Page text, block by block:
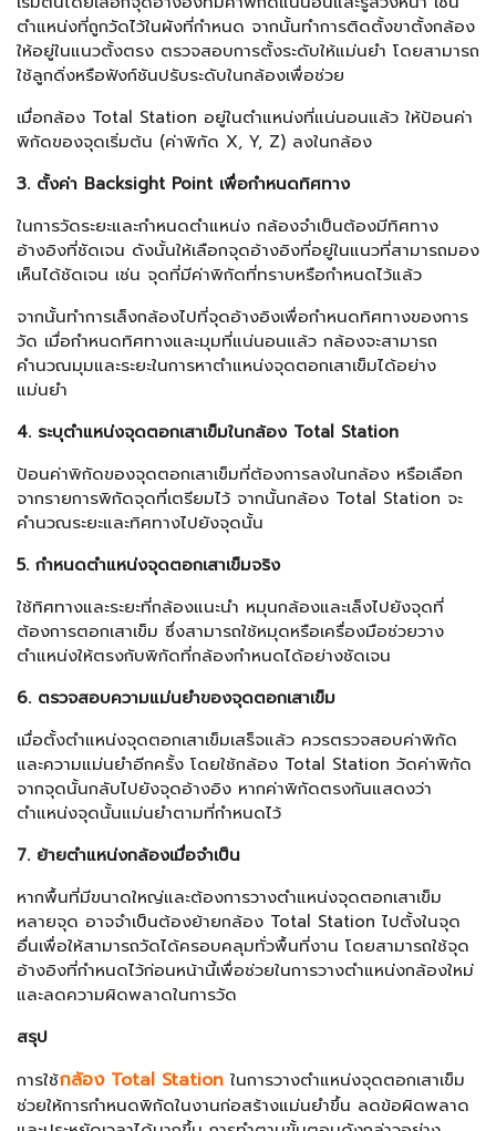
ตำแหน่งที่ถูกวัดไว้ในผังที่กำหนด จากนั้นทำการติดตั้งขาตั้งกล้อง
ให้อยู่ในแนวตั้งตรง ตรวจสอบการตั้งระดับให้แม่นยำ โดยสามารถ
ใช้ลูกดิ่งหรือฟังก์ชันปรับระดับในกล้องเพื่อช่วย
เมื่อกล้อง Total Station อยู่ในตำแหน่งที่แน่นอนแล้ว ให้ป้อนค่า
พิกัดของจุดเริ่มต้น (ค่าพิกัด X, Y, Z) ลงในกล้อง
3. ตั้งค่า Backsight Point เพื่อกำหนดทิศทาง
ในการวัดระยะและกำหนดตำแหน่ง กล้องจำเป็นต้องมีทิศทาง
อ้างอิงที่ชัดเจน ดังนั้นให้เลือกจุดอ้างอิงที่อยู่ในแนวที่สามารถมอง
เห็นได้ชัดเจน เช่น จุดที่มีค่าพิกัดที่ทราบหรือกำหนดไว้แล้ว
จากนั้นทำการเล็งกล้องไปที่จุดอ้างอิงเพื่อกำหนดทิศทางของการ
วัด เมื่อกำหนดทิศทางและมุมที่แน่นอนแล้ว กล้องจะสามารถ
คำนวณมุมและระยะในการหาตำแหน่งจุดตอกเสาเข็มได้อย่าง
แม่นยำ
4. ระบุตำแหน่งจุดตอกเสาเข็มในกล้อง Total Station
ป้อนค่าพิกัดของจุดตอกเสาเข็มที่ต้องการลงในกล้อง หรือเลือก
จากรายการพิกัดจุดที่เตรียมไว้ จากนั้นกล้อง Total Station จะ
คำนวณระยะและทิศทางไปยังจุดนั้น
5. กำหนดตำแหน่งจุดตอกเสาเข็มจริง
ใช้ทิศทางและระยะที่กล้องแนะนำ หมุนกล้องและเล็งไปยังจุดที่
ต้องการตอกเสาเข็ม ซึ่งสามารถใช้หมุดหรือเครื่องมือช่วยวาง
ตำแหน่งให้ตรงกับพิกัดที่กล้องกำหนดได้อย่างชัดเจน
6. ตรวจสอบความแม่นยำของจุดตอกเสาเข็ม
เมื่อตั้งตำแหน่งจุดตอกเสาเข็มเสร็จแล้ว ควรตรวจสอบค่าพิกัด
และความแม่นยำอีกครั้ง โดยใช้กล้อง Total Station วัดค่าพิกัด
จากจุดนั้นกลับไปยังจุดอ้างอิง หากค่าพิกัดตรงกันแสดงว่า
ตำแหน่งจุดนั้นแม่นยำตามที่กำหนดไว้
7. ย้ายตำแหน่งกล้องเมื่อจำเป็น
หากพื้นที่มีขนาดใหญ่และต้องการวางตำแหน่งจุดตอกเสาเข็ม
หลายจุด อาจจำเป็นต้องย้ายกล้อง Total Station ไปตั้งในจุด
อื่นเพื่อให้สามารถวัดได้ครอบคลุมทั่วพื้นที่งาน โดยสามารถใช้จุด
อ้างอิงที่กำหนดไว้ก่อนหน้านี้เพื่อช่วยในการวางตำแหน่งกล้องใหม่
และลดความผิดพลาดในการวัด
สรุป
การใช้กล้อง Total Station ในการวางตำแหน่งจุดตอกเสาเข็ม
ช่วยให้การกำหนดพิกัดในงานก่อสร้างแม่นยำขึ้น ลดข้อผิดพลาด